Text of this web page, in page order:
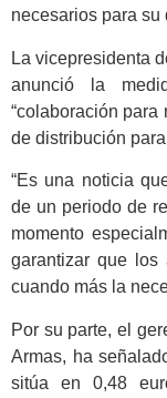
necesarios para
La vicepresidenta
anunció la
“colaboración para
de distribución
“Es una noticia
de un periodo de
momento
garantizar que los
cuando más la
Por su parte, el
Armas, ha
sitúa en 0,48